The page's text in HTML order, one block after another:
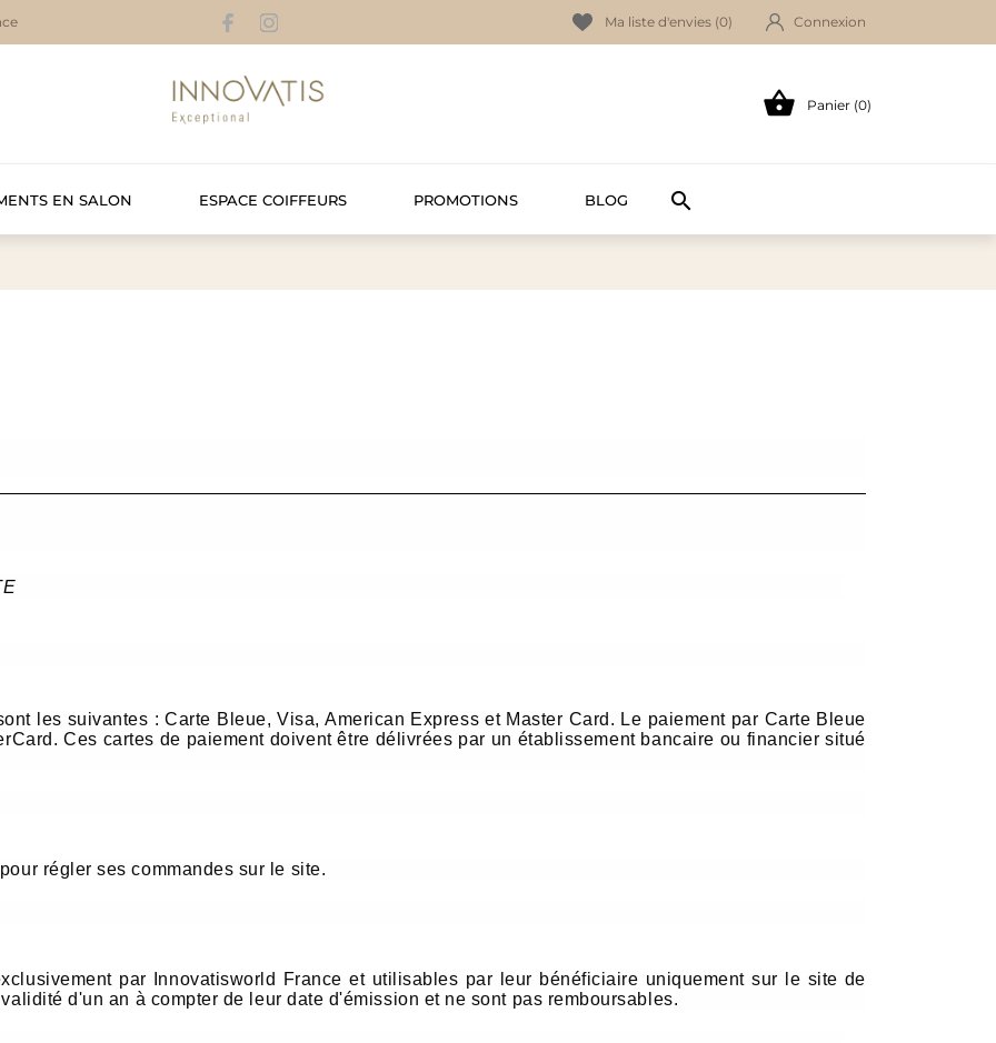
Ma liste d'envies (0) Connexion
 Panier (0)
EN SALON ESPACE COIFFEURS PROMOTIONS BLOG 
les suivantes : Carte Bleue, Visa, American Express et Master Card. Le paiement par Carte Bleue
Ces cartes de paiement doivent être délivrées par un établissement bancaire ou financier situé
régler ses commandes sur le site.
par Innovatisworld France et utilisables par leur bénéficiaire uniquement sur le site de
d'un an à compter de leur date d'émission et ne sont pas remboursables.